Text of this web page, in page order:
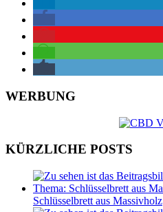
WERBUNG
KÜRZLICHE POSTS
Schlüsselbrett aus Massivholz